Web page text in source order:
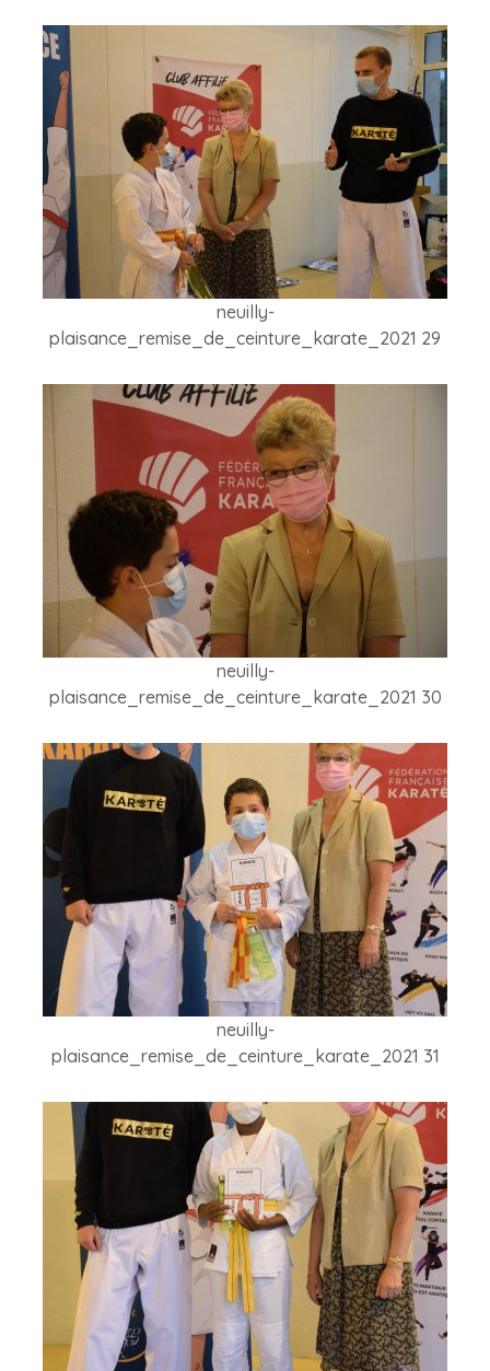
neuilly-
plaisance_remise_de_ceinture_karate_2021 29
neuilly-
plaisance_remise_de_ceinture_karate_2021 30
neuilly-
plaisance_remise_de_ceinture_karate_2021 31